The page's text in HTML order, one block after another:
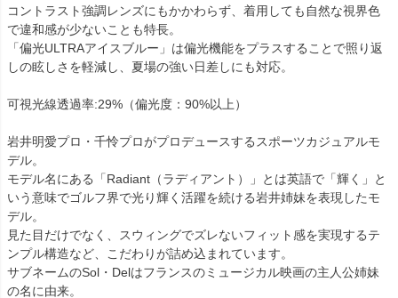
コントラスト強調レンズにもかかわらず、着用しても自然な視界色
で違和感が少ないことも特長。
「偏光ULTRAアイスブルー」は偏光機能をプラスすることで照り返
しの眩しさを軽減し、夏場の強い日差しにも対応。
可視光線透過率:29%（偏光度：90%以上）
岩井明愛プロ・千怜プロがプロデュースするスポーツカジュアルモ
デル。
モデル名にある「Radiant（ラディアント）」とは英語で「輝く」と
いう意味でゴルフ界で光り輝く活躍を続ける岩井姉妹を表現したモ
デル。
見た目だけでなく、スウィングでズレないフィット感を実現するテ
ンプル構造など、こだわりが詰め込まれています。
サブネームのSol・Delはフランスのミュージカル映画の主人公姉妹
の名に由来。